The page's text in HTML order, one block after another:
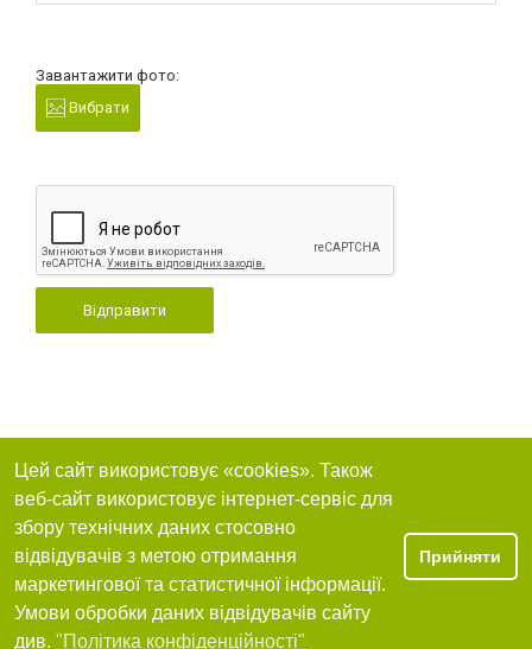
Завантажити фото:
Вибрати
Відправити
Цей сайт використовує «cookies». Також
веб-сайт використовує інтернет-сервіс для
збору технічних даних стосовно
відвідувачів з метою отримання
маркетингової та статистичної інформації.
Умови обробки даних відвідувачів сайту
див. "Політика конфіденційності"
Прийняти